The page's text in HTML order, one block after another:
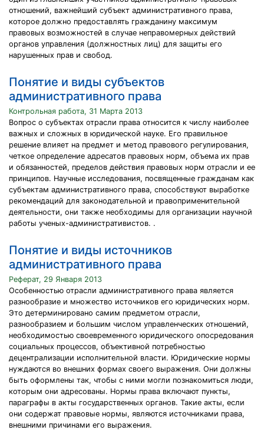
отношений, важнейший субъект административного права,
которое должно предоставлять гражданину максимум
правовых возможностей в случае неправомерных действий
органов управления (должностных лиц) для защиты его
нарушенных прав и свобод.
Понятие и виды субъектов
административного права
Контрольная работа, 31 Марта 2013
Вопрос о субъектах отрасли права относится к числу наиболее
важных и сложных в юридической науке. Его правильное
решение влияет на предмет и метод правового регулирования,
четкое определение адресатов правовых норм, объема их прав
и обязанностей, пределов действия правовых норм отрасли и ее
принципов. Научные исследования, посвященные гражданам как
субъектам административного права, способствуют выработке
рекомендаций для законодательной и правоприменительной
деятельности, они также необходимы для организации научной
работы ученых-административистов. .
Понятие и виды источников
административного права
Реферат, 29 Января 2013
Особенностью отрасли административного права является
разнообразие и множество источников его юридических норм.
Это детерминировано самим предметом отрасли,
разнообразием и большим числом управленческих отношений,
необходимостью своевременного юридического опосредования
социальных процессов, объективной потребностью
децентрализации исполнительной власти. Юридические нормы
нуждаются во внешних формах своего выражения. Они должны
быть оформлены так, чтобы с ними могли познакомиться люди,
которым они адресованы. Нормы права включают пункты,
параграфы в акты государственных органов. Такие акты, если
они содержат правовые нормы, являются источниками права,
внешними причинами его выражения.